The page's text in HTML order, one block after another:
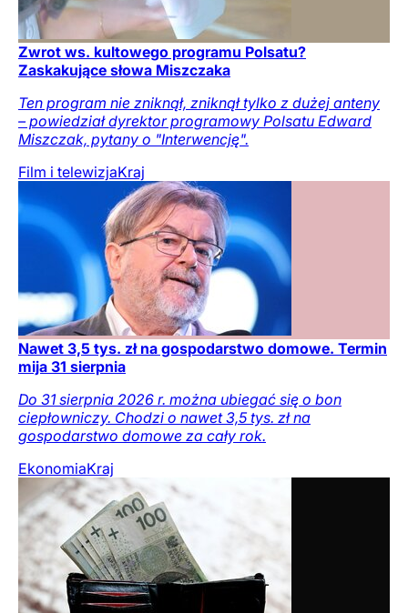
Zwrot ws. kultowego programu Polsatu?
Zaskakujące słowa Miszczaka
Ten program nie zniknął, zniknął tylko z dużej anteny
– powiedział dyrektor programowy Polsatu Edward
Miszczak, pytany o "Interwencję".
Film i telewizjaKraj
Nawet 3,5 tys. zł na gospodarstwo domowe. Termin
mija 31 sierpnia
Do 31 sierpnia 2026 r. można ubiegać się o bon
ciepłowniczy. Chodzi o nawet 3,5 tys. zł na
gospodarstwo domowe za cały rok.
EkonomiaKraj